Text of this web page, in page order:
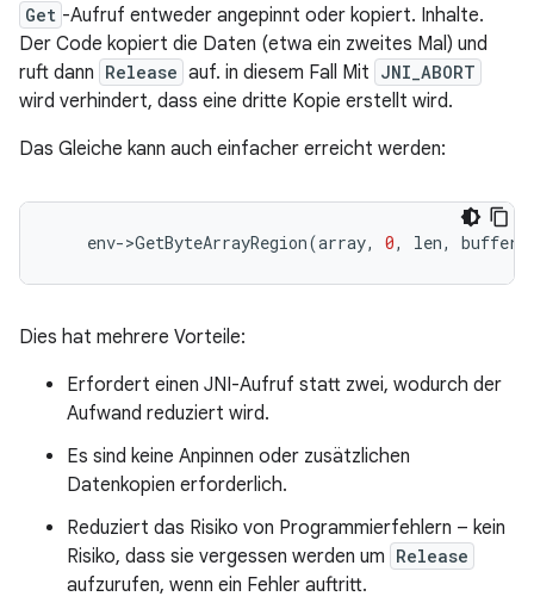
Get -Aufruf entweder angepinnt oder kopiert. Inhalte.
Der Code kopiert die Daten (etwa ein zweites Mal) und
ruft dann Release auf. in diesem Fall Mit JNI_ABORT
wird verhindert, dass eine dritte Kopie erstellt wird.
Das Gleiche kann auch einfacher erreicht werden:
env->GetByteArrayRegion(array, 0, len, buffer
Dies hat mehrere Vorteile:
Erfordert einen JNI-Aufruf statt zwei, wodurch der
Aufwand reduziert wird.
Es sind keine Anpinnen oder zusätzlichen
Datenkopien erforderlich.
Reduziert das Risiko von Programmierfehlern – kein
Risiko, dass sie vergessen werden um Release
aufzurufen, wenn ein Fehler auftritt.